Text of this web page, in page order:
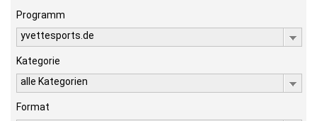
Programm
yvettesports.de
Kategorie
alle Kategorien
Format